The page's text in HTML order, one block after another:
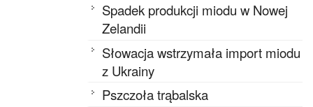
Spadek produkcji miodu w Nowej
Zelandii
Słowacja wstrzymała import miodu
z Ukrainy
Pszczoła trąbalska